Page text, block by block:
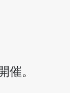
催。